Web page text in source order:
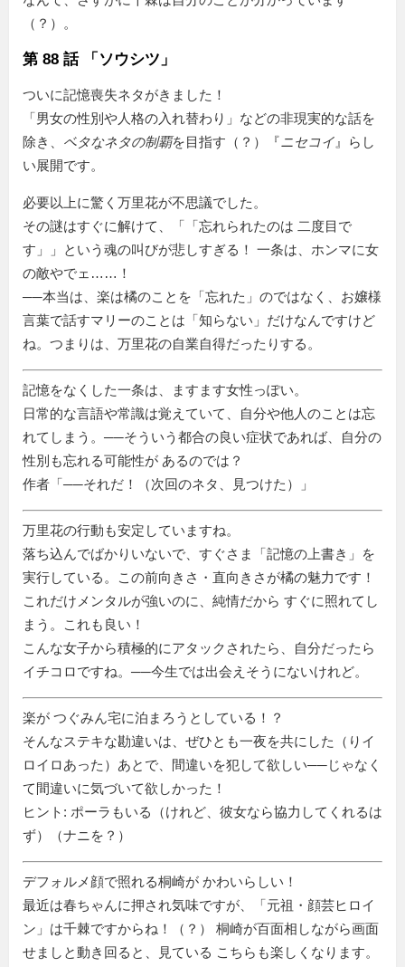
（？）。
第 88 話 「ソウシツ」
ついに記憶喪失ネタがきました！
「男女の性別や人格の入れ替わり」などの非現実的な話を
除き、 ベタなネタの制覇を目指す（？）『ニセコイ 』らし
い展開です。
必要以上に驚く万里花が不思議でした。
その謎はすぐに解けて、「
忘れられたのは 二度目で
す
」という魂の叫びが悲しすぎる！ 一条は、ホンマに女
の敵やでェ……！
──本当は、楽は橘のことを「忘れた」のではなく、お嬢様
言葉で話すマリーのことは「知らない」だけなんですけど
ね。つまりは、万里花の自業自得だったりする。
記憶をなくした一条は、ますます女性っぽい。
日常的な言語や常識は覚えていて、自分や他人のことは忘
れてしまう。──そういう都合の良い症状であれば、自分の
性別も忘れる可能性が あるのでは？
作者「──それだ！（次回のネタ、見つけた）」
万里花の行動も安定していますね。
落ち込んでばかりいないで、すぐさま「記憶の上書き」を
実行している。この前向きさ・直向きさが橘の魅力です！
これだけメンタルが強いのに、純情だから すぐに照れてし
まう。これも良い！
こんな女子から積極的にアタックされたら、自分だったら
イチコロですね。──今生では出会えそうにないけれど。
楽が つぐみん宅に泊まろうとしている！？
そんなステキな勘違いは、ぜひとも一夜を共にした（りイ
ロイロあった）あとで、間違いを犯して欲しい──じゃなく
て間違いに気づいて欲しかった！
ヒント: ポーラもいる（けれど、彼女なら協力してくれるは
ず）（ナニを？）
デフォルメ顔で照れる桐崎が かわいらしい！
最近は春ちゃんに押され気味ですが、「元祖・顔芸ヒロイ
ン」は千棘ですからね！（？） 桐崎が百面相しながら画面
せましと動き回ると、見ている こちらも楽しくなります。